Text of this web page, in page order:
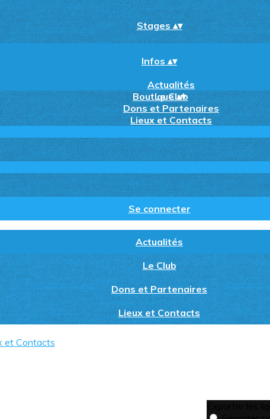
Stages▴▾
Infos ▴▾
Actualités
Le Club
Dons et Partenaires
Lieux et Contacts
Boutique▴▾
Se connecter
Actualités
Le Club
Dons et Partenaires
Lieux et Contacts
et Contacts